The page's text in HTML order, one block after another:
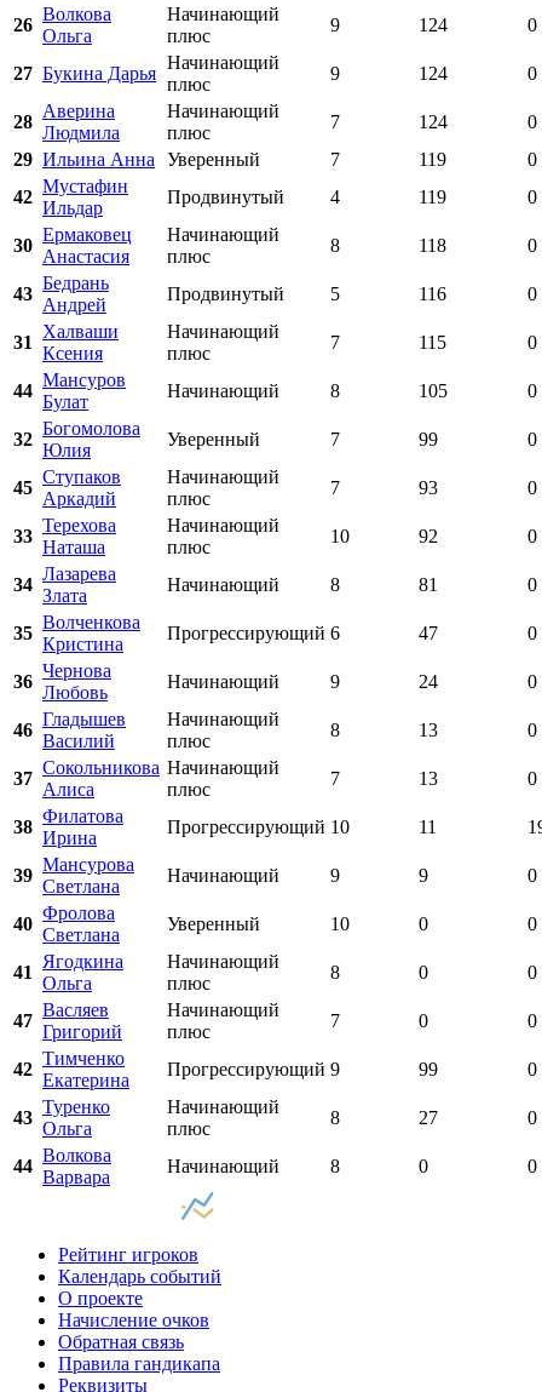
26
Волкова
Ольга
Начинающий
плюс
9 124 0
27 Букина Дарья
Начинающий
плюс
9 124 0
28
Аверина
Людмила
Начинающий
плюс
7 124
0
29 Ильина Анна Уверенный 7 119
0
42
Мустафин
Ильдар
Продвинутый 4 119 0
30
Ермаковец
Анастасия
Начинающий
плюс
8 118 0
43
Бедрань
Андрей
Продвинутый 5 116 0
31
Халваши
Ксения
Начинающий
плюс
7 115 0
44
Мансуров
Булат
Начинающий 8 105 0
32
Богомолова
Юлия
Уверенный 7 99 0
45
Ступаков
Аркадий
Начинающий
плюс
7 93 0
33
Терехова
Наташа
Начинающий
плюс
10 92 0
34
Лазарева
Злата
Начинающий 8 81 0
35
Волченкова
Кристина
Прогрессирующий 6 47 0
36
Чернова
Любовь
Начинающий 9 24 0
46
Гладышев
Василий
Начинающий
плюс
8 13 0
37
Сокольникова
Алиса
Начинающий
плюс
7 13 0
38
Филатова
Ирина
Прогрессирующий 10 11
39
Мансурова
Светлана
Начинающий 9 9 0
40
Фролова
Светлана
Уверенный 10 0 0
41
Ягодкина
Ольга
Начинающий
плюс
8 0 0
47
Васляев
Григорий
Начинающий
плюс
7 0 0
42
Тимченко
Екатерина
Прогрессирующий 9 99 0
43
Туренко
Ольга
Начинающий
плюс
8 27 0
44
Волкова
Варвара
Начинающий 8 0 0
Рейтинг игроков
Календарь событий
О проекте
Начисление очков
Обратная связь
Правила гандикапа
Реквизиты